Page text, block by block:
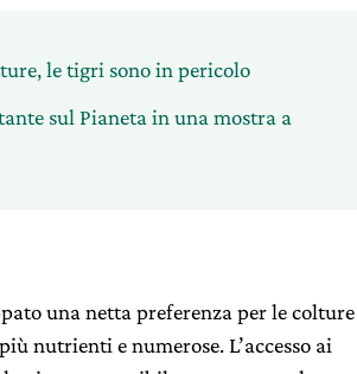
le tigri sono in pericolo
sul Pianeta in una mostra a
una netta preferenza per le colture
nutrienti e numerose. L’accesso ai